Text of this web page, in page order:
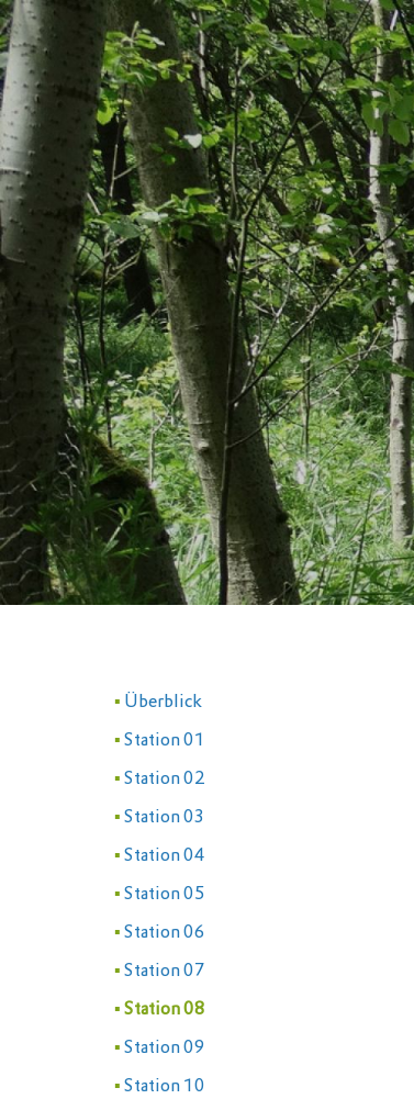
Überblick
Station 01
Station 02
Station 03
Station 04
Station 05
Station 06
Station 07
Station 08
Station 09
Station 10